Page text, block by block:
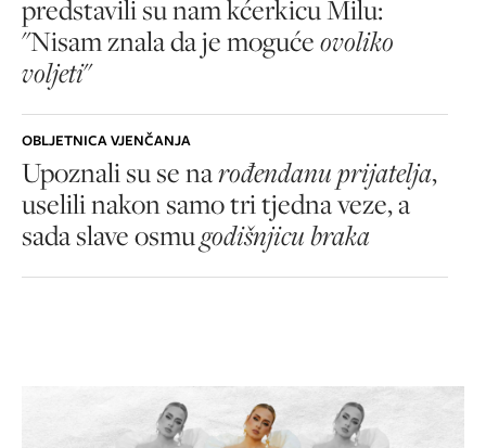
predstavili su nam kćerkicu Milu:
"Nisam znala da je mogućeovoliko
voljeti"
OBLJETNICA VJENČANJA
Upoznali su se narođendanu prijatelja,
uselili nakon samo tri tjedna veze, a
sada slave osmugodišnjicu braka